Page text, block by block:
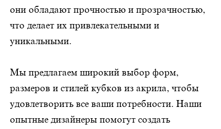
они обладают прочностью и прозрачностью,
что делает их привлекательными и
уникальными.
Мы предлагаем широкий выбор форм,
размеров и стилей кубков из акрила, чтобы
удовлетворить все ваши потребности. Наши
опытные дизайнеры помогут создать